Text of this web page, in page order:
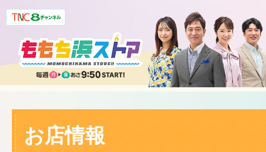
お店情報